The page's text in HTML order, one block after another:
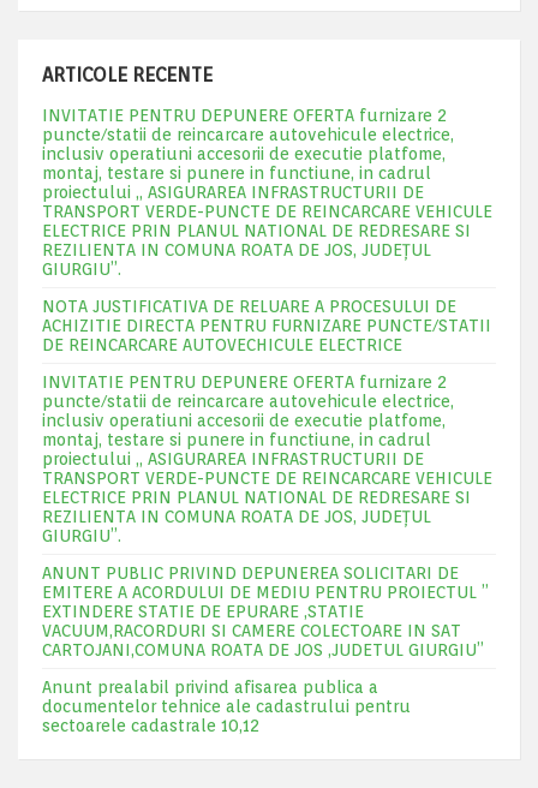
ARTICOLE RECENTE
INVITATIE PENTRU DEPUNERE OFERTA furnizare 2
puncte/statii de reincarcare autovehicule electrice,
inclusiv operatiuni accesorii de executie platfome,
montaj, testare si punere in functiune, in cadrul
proiectului „ ASIGURAREA INFRASTRUCTURII DE
TRANSPORT VERDE-PUNCTE DE REINCARCARE VEHICULE
ELECTRICE PRIN PLANUL NATIONAL DE REDRESARE SI
REZILIENTA IN COMUNA ROATA DE JOS, JUDEŢUL
GIURGIU”.
NOTA JUSTIFICATIVA DE RELUARE A PROCESULUI DE
ACHIZITIE DIRECTA PENTRU FURNIZARE PUNCTE/STATII
DE REINCARCARE AUTOVECHICULE ELECTRICE
INVITATIE PENTRU DEPUNERE OFERTA furnizare 2
puncte/statii de reincarcare autovehicule electrice,
inclusiv operatiuni accesorii de executie platfome,
montaj, testare si punere in functiune, in cadrul
proiectului „ ASIGURAREA INFRASTRUCTURII DE
TRANSPORT VERDE-PUNCTE DE REINCARCARE VEHICULE
ELECTRICE PRIN PLANUL NATIONAL DE REDRESARE SI
REZILIENTA IN COMUNA ROATA DE JOS, JUDEŢUL
GIURGIU”.
ANUNT PUBLIC PRIVIND DEPUNEREA SOLICITARI DE
EMITERE A ACORDULUI DE MEDIU PENTRU PROIECTUL ”
EXTINDERE STATIE DE EPURARE ,STATIE
VACUUM,RACORDURI SI CAMERE COLECTOARE IN SAT
CARTOJANI,COMUNA ROATA DE JOS ,JUDETUL GIURGIU”
Anunt prealabil privind afisarea publica a
documentelor tehnice ale cadastrului pentru
sectoarele cadastrale 10,12